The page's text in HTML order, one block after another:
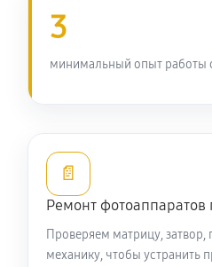
Замена диска управления
Замена вспышки
1870 руб
3
минимальный опыт работы
📄
Ремонт фотоаппаратов
Проверяем матрицу, затвор,
механику, чтобы устранить